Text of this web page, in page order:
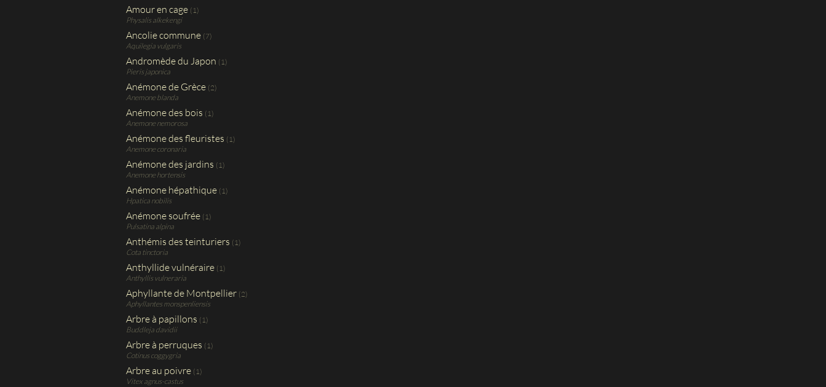
Amour en cage (1)
Physalis alkekengi
Ancolie commune (7)
Aquilegia vulgaris
Andromède du Japon (1)
Pieris japonica
Anémone de Grèce (2)
Anemone blanda
Anémone des bois (1)
Anemone nemorosa
Anémone des fleuristes (1)
Anemone coronaria
Anémone des jardins (1)
Anemone hortensis
Anémone hépathique (1)
Hpatica nobilis
Anémone soufrée (1)
Pulsatina alpina
Anthémis des teinturiers (1)
Cota tinctoria
Anthyllide vulnéraire (1)
Anthyllis vulneraria
Aphyllante de Montpellier (2)
Aphyllantes monspenliensis
Arbre à papillons (1)
Buddleja davidii
Arbre à perruques (1)
Cotinus coggygria
Arbre au poivre (1)
Vitex agnus-castus